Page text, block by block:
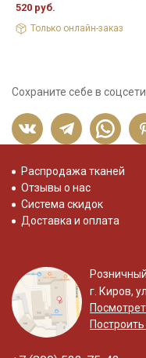
520 руб.
Только онлайн-заказ
Сохраните себе в соцсети
Распродажа тканей
Отзывы о нас
Система скидок
Доставка и оплата
г. Киров,